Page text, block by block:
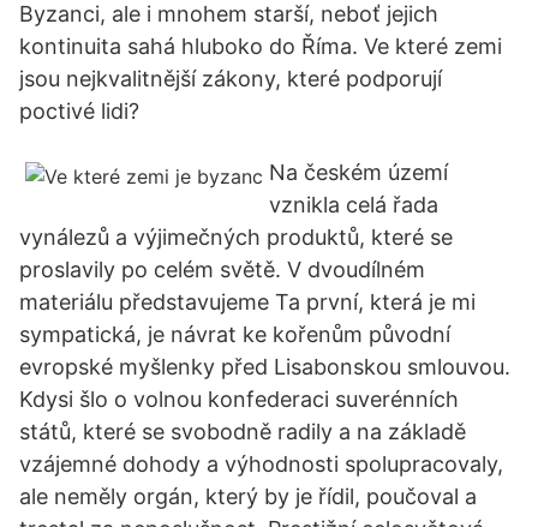
Byzanci, ale i mnohem starší, neboť jejich
kontinuita sahá hluboko do Říma. Ve které zemi
jsou nejkvalitnější zákony, které podporují
poctivé lidi?
Na českém území
vznikla celá řada
vynálezů a výjimečných produktů, které se
proslavily po celém světě. V dvoudílném
materiálu představujeme Ta první, která je mi
sympatická, je návrat ke kořenům původní
evropské myšlenky před Lisabonskou smlouvou.
Kdysi šlo o volnou konfederaci suverénních
států, které se svobodně radily a na základě
vzájemné dohody a výhodnosti spolupracovaly,
ale neměly orgán, který by je řídil, poučoval a